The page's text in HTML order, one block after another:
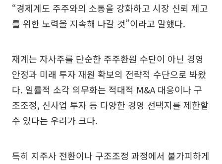
“경제계도 주주와의 소통을 강화하고 시장 신뢰 제고
를 위한 노력을 지속해 나갈 것”이라고 말했다.
재계는 자사주를 단순한 주주환원 수단이 아닌 경영
안정과 미래 투자 재원 확보의 전략적 수단으로 봐왔
다. 일률적 소각 의무화는 적대적 M&A 대응이나 구
조조정, 신사업 투자 등 다양한 경영 선택지를 제한할
수 있다는 우려가 크다.
특히 지주사 전환이나 구조조정 과정에서 불가피하게